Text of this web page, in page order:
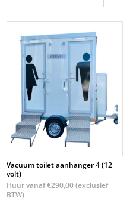
Vacuum toilet aanhanger 4 (12
volt)
Huur vanaf€290,00(exclusief
BTW)